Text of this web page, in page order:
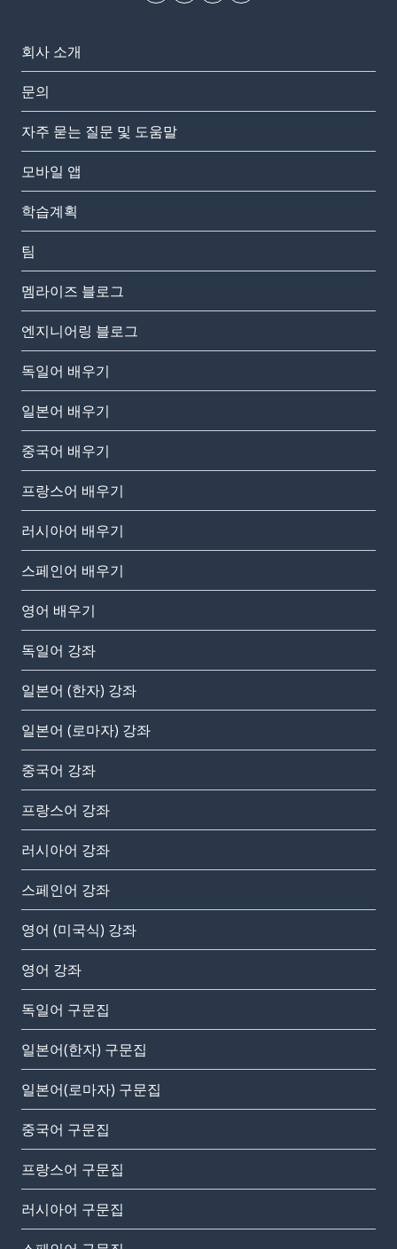
회사 소개
문의
자주 묻는 질문 및 도움말
모바일 앱
학습계획
팀
멤라이즈 블로그
엔지니어링 블로그
독일어 배우기
일본어 배우기
중국어 배우기
프랑스어 배우기
러시아어 배우기
스페인어 배우기
영어 배우기
독일어 강좌
일본어 (한자) 강좌
일본어 (로마자) 강좌
중국어 강좌
프랑스어 강좌
러시아어 강좌
스페인어 강좌
영어 (미국식) 강좌
영어 강좌
독일어 구문집
일본어(한자) 구문집
일본어(로마자) 구문집
중국어 구문집
프랑스어 구문집
러시아어 구문집